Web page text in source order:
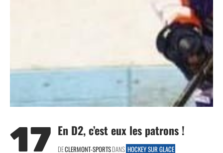
17 En D2, c’est eux les patrons !
DECLERMONT-SPORTSDANS HOCKEY SUR GLACE